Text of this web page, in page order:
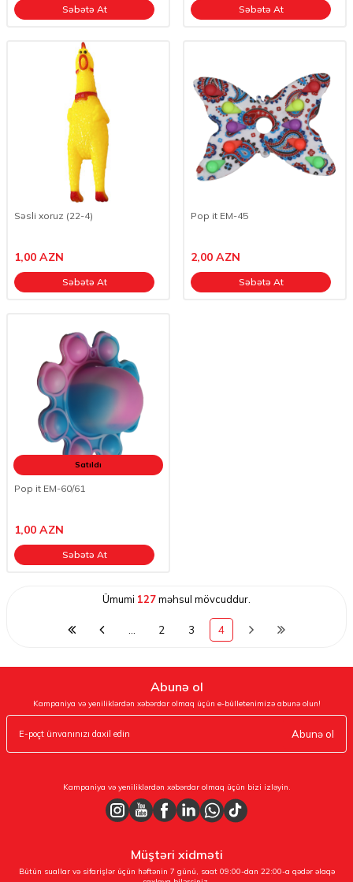
Səbətə At Səbətə At
Səsli xoruz (22-4)
1,00 AZN
Səbətə At
Pop it EM-45
2,00 AZN
Səbətə At
Satıldı
Pop it EM-60/61
1,00 AZN
Səbətə At
Ümumi 127məhsul mövcuddur.
2 3 4
Abunə ol
Kampaniya və yeniliklərdən xəbərdar olmaq üçün e-bülletenimizə abunə olun!
Abunə ol
Kampaniya və yeniliklərdən xəbərdar olmaq üçün bizi izləyin.
Müştəri xidməti
Bütün suallar və sifarişlər üçün həftənin 7 günü, saat 09:00-dan 22:00-a qədər əlaqə